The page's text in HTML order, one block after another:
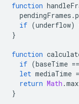
function
pendingFrames .
if (underflow)
}
function
if (baseTime ==
let mediaTime =
return Math .max
}